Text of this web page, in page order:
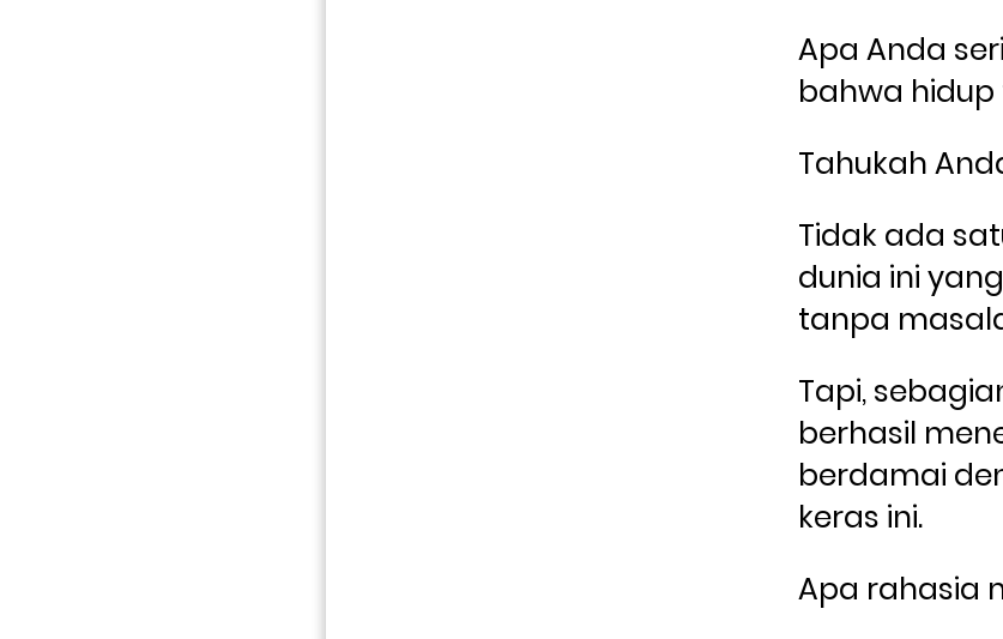
Apa Anda
bahwa
Tahukah
Tidak ada
dunia ini
tanpa
Tapi,
berhasil
berdamai
keras ini.
Apa rahasia